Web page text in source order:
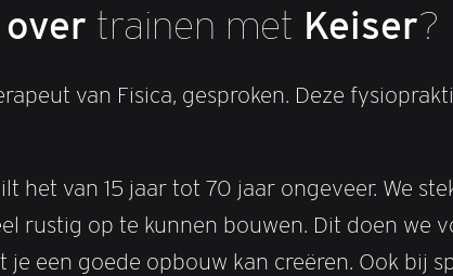
trainen met Keiser?
van Fisica, gesproken. Deze
het van 15 jaar tot 70 jaar ongeveer. We
rustig op te kunnen bouwen. Dit doen we
je een goede opbouw kan creëren. Ook bij